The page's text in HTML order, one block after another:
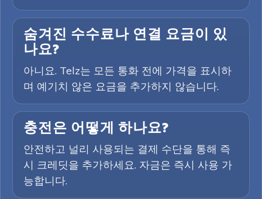
숨겨진 수수료나 연결 요금이 있
나요?
아니요. Telz는 모든 통화 전에 가격을 표시하
며 예기치 않은 요금을 추가하지 않습니다.
충전은 어떻게 하나요?
안전하고 널리 사용되는 결제 수단을 통해 즉
시 크레딧을 추가하세요. 자금은 즉시 사용 가
능합니다.